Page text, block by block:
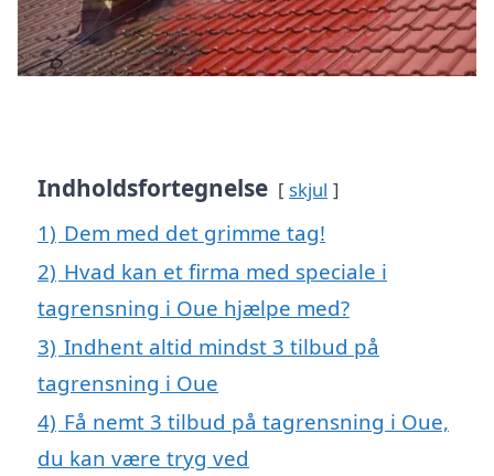
Indholdsfortegnelse skjul
1) Dem med det grimme tag!
2) Hvad kan et firma med speciale i
tagrensning i Oue hjælpe med?
3) Indhent altid mindst 3 tilbud på
tagrensning i Oue
4) Få nemt 3 tilbud på tagrensning i Oue,
du kan være tryg ved